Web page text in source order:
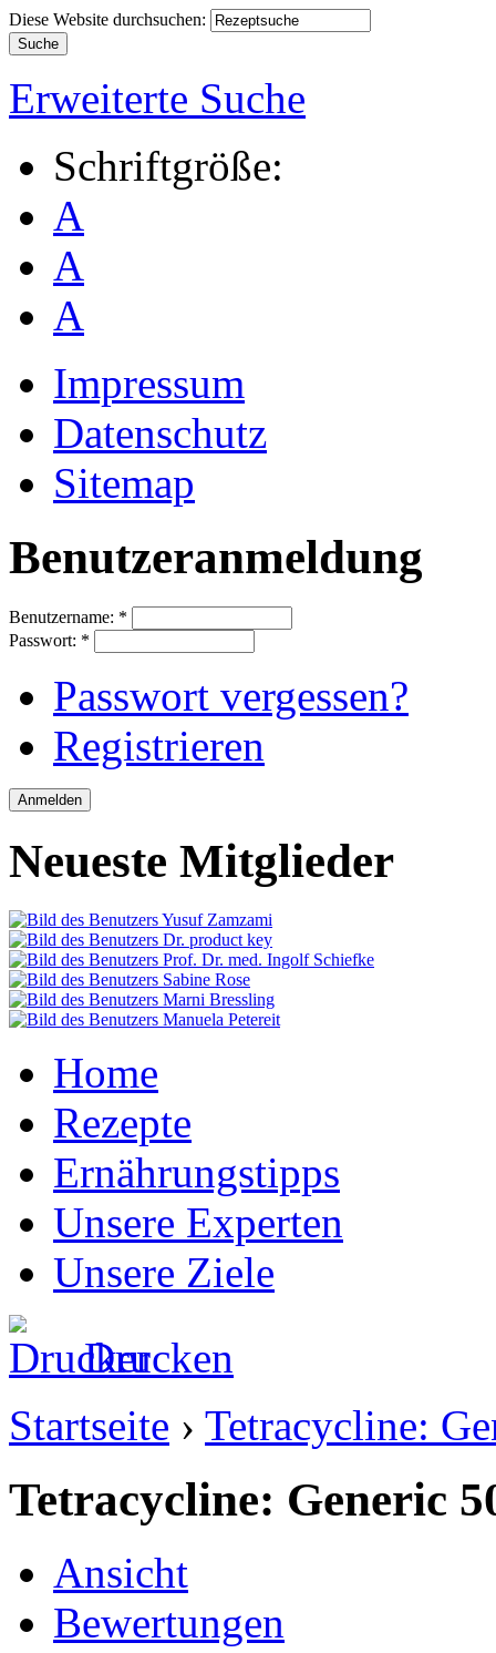
Diese Website durchsuchen:
Erweiterte Suche
Schriftgröße:
A
A
A
Impressum
Datenschutz
Sitemap
Benutzeranmeldung
Benutzername: *
Passwort: *
Passwort vergessen?
Registrieren
Neueste Mitglieder
Home
Rezepte
Ernährungstipps
Unsere Experten
Unsere Ziele
Drucken
Startseite › Tetracycline:
Tetracycline: Generic
Ansicht
Bewertungen